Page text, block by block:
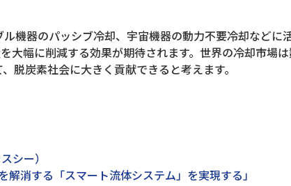
機器のパッシブ冷却、宇宙機器の動力不要冷却などに
大幅に削減する効果が期待されます。世界の冷却市場
脱炭素社会に大きく貢献できると考えます。
シー）
消する「スマート流体システム」を実現する」